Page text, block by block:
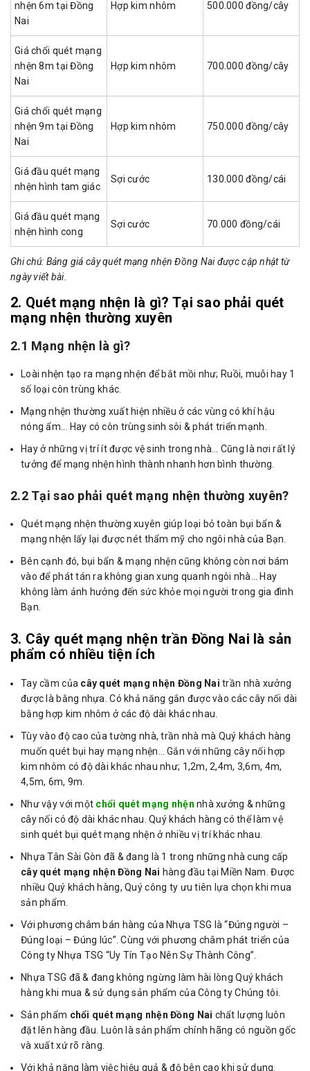
nhện 6m tại Đồng
Nai
Hợp kim nhôm 500.000 đồng/cây
Giá chổi quét mạng
nhện 8m tại Đồng
Nai
Hợp kim nhôm 700.000 đồng/cây
Giá chổi quét mạng
nhện 9m tại Đồng
Nai
Hợp kim nhôm 750.000 đồng/cây
Giá đầu quét mạng
nhện hình tam giác
Sợi cước 130.000 đồng/cái
Giá đầu quét mạng
nhện hình cong
Sợi cước 70.000 đồng/cái
Ghi chú: Bảng giá cây quét mạng nhện Đồng Nai được cập nhật từ
ngày viết bài.
2. Quét mạng nhện là gì? Tại sao phải quét
mạng nhện thường xuyên
2.1 Mạng nhện là gì?
Loài nhện tạo ra mạng nhện để bắt mồi như; Ruồi, muỗi hay 1
số loại côn trùng khác.
Mạng nhện thường xuất hiện nhiều ở các vùng có khí hậu
nóng ẩm… Hay có côn trùng sinh sôi & phát triển mạnh.
Hay ở những vị trí ít được vệ sinh trong nhà… Cũng là nơi rất lý
tưởng để mạng nhện hình thành nhanh hơn bình thường.
2.2 Tại sao phải quét mạng nhện thường xuyên?
Quét mạng nhện thường xuyên giúp loại bỏ toàn bụi bẩn &
mạng nhện lấy lại được nét thẩm mỹ cho ngôi nhà của Bạn.
Bên cạnh đó, bụi bẩn & mạng nhện cũng không còn nơi bám
vào để phát tán ra không gian xung quanh ngôi nhà… Hay
không làm ảnh hưởng đến sức khỏe mọi người trong gia đình
Bạn.
3. Cây quét mạng nhện trần Đồng Nai là sản
phẩm có nhiều tiện ích
Tay cầm của cây quét mạng nhện Đồng Nai trần nhà xưởng
được là bằng nhựa. Có khả năng gắn được vào các cây nối dài
bằng hợp kim nhôm ở các độ dài khác nhau.
Tùy vào độ cao của tường nhà, trần nhà mà Quý khách hàng
muốn quét bụi hay mạng nhện… Gắn với những cây nối hợp
kim nhôm có độ dài khác nhau như; 1,2m, 2,4m, 3,6m, 4m,
4,5m, 6m, 9m.
Như vậy với một chổi quét mạng nhện nhà xưởng & những
cây nối có độ dài khác nhau. Quý khách hàng có thể làm vệ
sinh quét bụi quét mạng nhện ở nhiều vị trí khác nhau.
Nhựa Tân Sài Gòn đã & đang là 1 trong những nhà cung cấp
cây quét mạng nhện Đồng Nai hàng đầu tại Miền Nam. Được
nhiều Quý khách hàng, Quý công ty ưu tiên lựa chọn khi mua
sản phẩm.
Với phương châm bán hàng của Nhựa TSG là “Đúng người –
Đúng loại – Đúng lúc”. Cùng với phương châm phát triển của
Công ty Nhựa TSG “Uy Tín Tạo Nên Sự Thành Công”.
Nhựa TSG đã & đang không ngừng làm hài lòng Quý khách
hàng khi mua & sử dụng sản phẩm của Công ty Chúng tôi.
Sản phẩm chổi quét mạng nhện Đồng Nai chất lượng luôn
đặt lên hàng đầu. Luôn là sản phẩm chính hãng có nguồn gốc
và xuất xứ rõ ràng.
Với khả năng làm việc hiệu quả & độ bên cao khi sử dụng.